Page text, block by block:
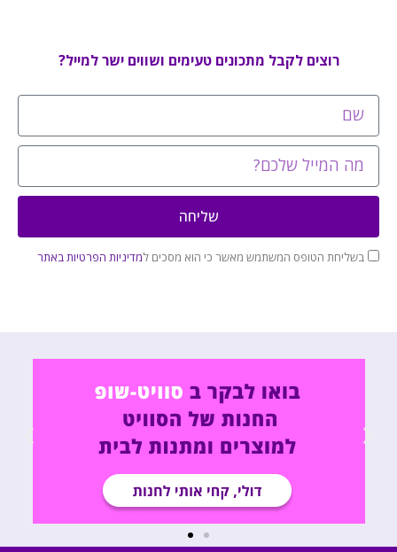
רוצים לקבל מתכונים טעימים ושווים ישר למייל?
בשליחת הטופס המשתמש מאשר כי הוא מסכים למדיניות הפרטיות באתר
שליחה